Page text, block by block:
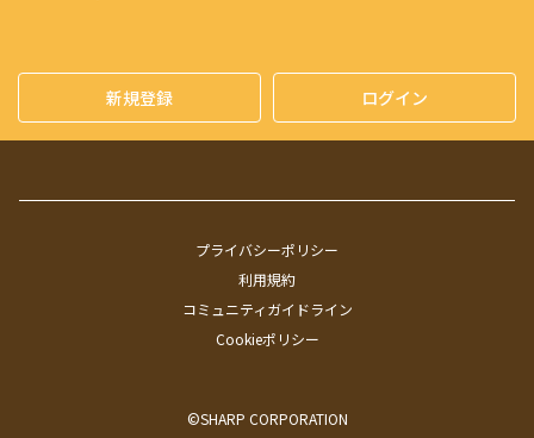
新規登録 ログイン
プライバシーポリシー
利用規約
コミュニティガイドライン
Cookieポリシー
©SHARP CORPORATION